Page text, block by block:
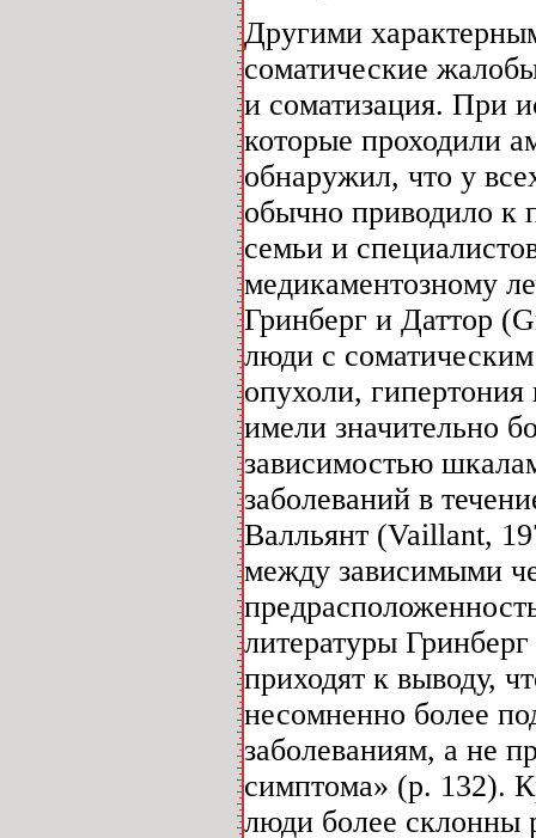
Другими
соматические
и соматизация. При
которые проходили
обнаружил, что у
обычно приводило
семьи и
медикаментозному
Гринберг и Даттор
люди с
опухоли,
имели значительно
зависимостью
заболеваний в
Валльянт (Vaillant,
между зависимыми
литературы
приходят к выводу,
несомненно более
заболеваниям, а не
симптома» (р. 132).
люди более склонны